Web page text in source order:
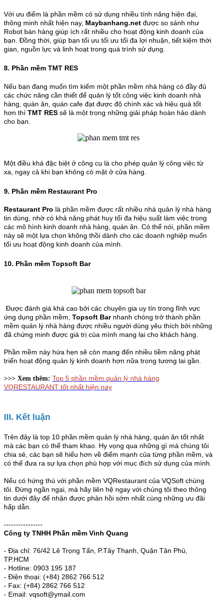
Với ưu điểm là phần mềm có sử dụng nhiều tính năng hiện đại,
thông minh nhất hiện nay, Maybanhang.net được so sánh như
Robot bán hàng giúp ích rất nhiều cho hoạt động kinh doanh của
bạn. Đồng thời, giúp bạn tối ưu tối ưu tối đa lợi nhuận, tiết kiệm thời
gian, nguồn lực và linh hoạt trong quá trình sử dụng.
8. Phần mềm TMT RES
Nếu bạn đang muốn tìm kiếm một phần mềm nhà hàng có đầy đủ
các chức năng cần thiết để quản lý tốt công việc kinh doanh nhà
hàng, quán ăn, quán cafe đạt được độ chính xác và hiệu quả tốt
hơn thì TMT RES sẽ là một trong những giải pháp hoàn hảo dành
cho bạn.
Một điều khá đặc biệt ở công cụ là cho phép quản lý công việc từ
xa, ngay cả khi bạn không có mặt ở cửa hàng.
9. Phần mềm Restaurant Pro
Restaurant Pro là phần mềm được rất nhiều nhà quản lý nhà hàng
tin dùng, nhờ có khả năng phát huy tối đa hiệu suất làm việc trong
các mô hình kinh doanh nhà hàng, quán ăn. Có thể nói, phần mềm
này sẽ một lựa chọn không thồi dành cho các doanh nghiệp muốn
tối ưu hoạt động kinh doanh của mình.
10. Phần mềm Topsoft Bar
Được đánh giá khá cao bởi các chuyên gia uy tín trong lĩnh vực
ứng dụng phần mềm, Topsoft Barnhanh chóng trở thành phần
mềm quản lý nhà hàng được nhiều người dùng yêu thích bởi những
đã chứng minh được giá trị của mình mang lại cho khách hàng.
Phần mềm này hứa hẹn sẽ còn mang đến nhiều tiềm năng phát
triển hoạt động quản lý kinh doanh hơn nữa trong tương lai gần.
>>> Xem thêm: Top 5 phần mềm quản lý nhà hàng
VQRESTAURANT tốt nhất hiện nay
III. Kết luận
Trên đây là top 10 phần mềm quản lý nhà hàng, quán ăn tốt nhất
mà các bạn có thể tham khao. Hy vọng qua những gì mà chúng tôi
chia sẻ, các bạn sẽ hiểu hơn về điểm mạnh của từng phần mềm, và
có thể đưa ra sự lựa chọn phù hợp với mục đích sử dụng của mình.
Nếu có hứng thú với phần mềm VQRestaurant của VQSoft chúng
tôi. Đừng ngần ngại, mà hãy liên hệ ngay với chúng tôi theo thông
tin dưới đây để nhận được phản hồi sớm nhất cùng những ưu đãi
hấp dẫn.
----------------
Công ty TNHH Phần mềm Vinh Quang
- Địa chỉ: 76/42 Lê Trọng Tấn, P.Tây Thạnh, Quận Tân Phú,
TP.HCM
- Hotline: 0903 195 187
- Điện thoại: (+84) 2862 766 512
- Fax: (+84) 2862 766 512
- Email: vqsoft@ymail.com